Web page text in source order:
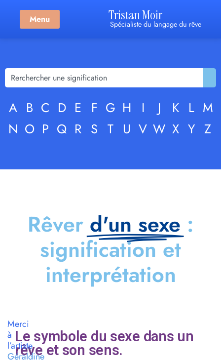
Menu Tristan Moir
Spécialiste du langage du rêve
A B C D E F G H I J K L M
N O P Q R S T U V W X Y Z
Rêver d'un sexe :
signification et
interprétation
Le symbole du sexe dans un
rêve et son sens.
Merci
à
l’artiste
Géraldine